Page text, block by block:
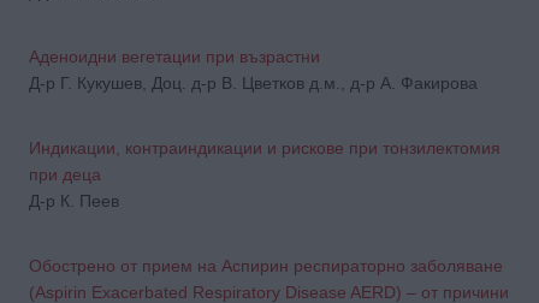
Аденоидни вегетации при възрастни
Д-р Г. Кукушев, Доц. д-р В. Цветков д.м., д-р А. Факирова
Индикации, контраиндикации и рискове при тонзилектомия
при деца
Д-р К. Пеев
Обострено от прием на Аспирин респираторно заболяване
(Aspirin Exacerbated Respiratory Disease AERD) – от причини